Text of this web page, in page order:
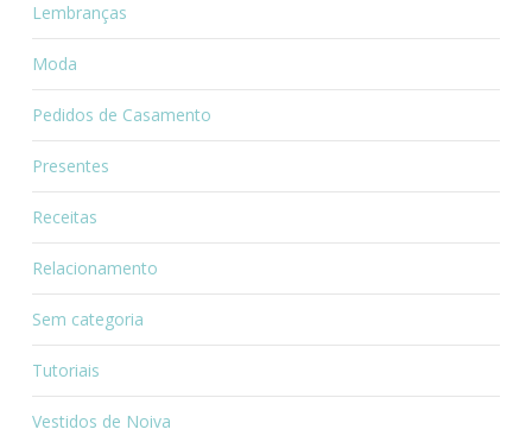
Lembranças
Moda
Pedidos de Casamento
Presentes
Receitas
Relacionamento
Sem categoria
Tutoriais
Vestidos de Noiva